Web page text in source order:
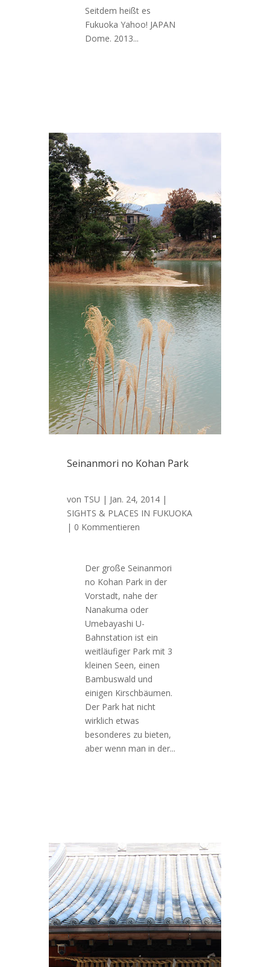
Seitdem heißt es
Fukuoka Yahoo! JAPAN
Dome. 2013...
Seinanmori no Kohan Park
von TSU | Jan. 24, 2014|
SIGHTS & PLACES IN FUKUOKA
| 0 Kommentieren
Der große Seinanmori
no Kohan Park in der
Vorstadt, nahe der
Nanakuma oder
Umebayashi U-
Bahnstation ist ein
weitläufiger Park mit 3
kleinen Seen, einen
Bambuswald und
einigen Kirschbäumen.
Der Park hat nicht
wirklich etwas
besonderes zu bieten,
aber wenn man in der...